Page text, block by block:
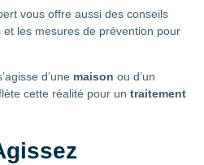
vous offre aussi des conseils
les mesures de prévention pour
d’une maison ou d’un
cette réalité pour un traitement